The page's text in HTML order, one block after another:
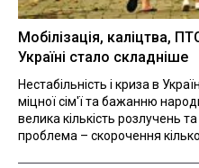
Мобілізація, каліцтва,
Україні стало складніше
Нестабільність і криза в
міцної сім'ї та бажанню
велика кількість розлучень
проблема – скорочення